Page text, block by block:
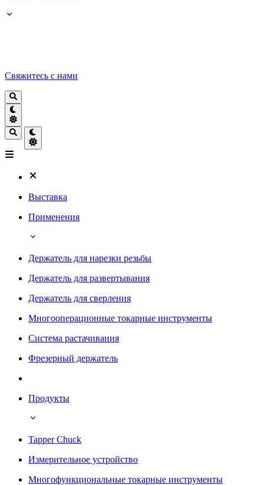
Свяжитесь с нами
Выставка
Применения
Держатель для нарезки резьбы
Держатель для развертывания
Держатель для сверления
Многооперационные токарные инструменты
Система растачивания
Фрезерный держатель
Продукты
Tapper Chuck
Измерительное устройство
Многофункциональные токарные инструменты